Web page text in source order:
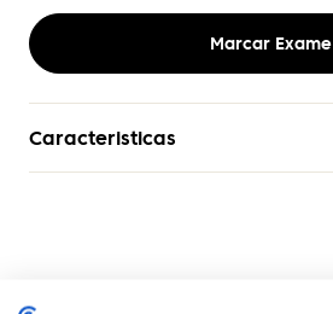
Marcar Exame
Caracteristicas